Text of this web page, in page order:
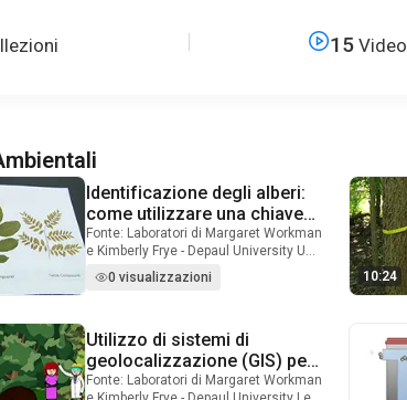
15Video
Identificazione degli alberi:
come utilizzare una chiave
dicotomica
Fonte: Laboratori di Margaret Workman
e Kimberly Frye - Depaul University Una
chiave dicotomica è uno strumento
che identifica gli oggetti in natura,
caratteristiche. La parola dicotomo
deriva da due parole greche che
significano "dividere in due parti". In
una chiave dicotomica per
Video Duration: 12 minutes and 6 seconds
0 visualizzazioni 10:24
Utilizzo di sistemi di
geolocalizzazione (GIS) per
lo studio della selvicoltura
Fonte: Laboratori di Margaret Workman
Video Duration: 10 minutes and 58 seconds